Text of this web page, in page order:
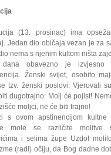
(13. prosinac) ima
Jedan dio običaja vezan je za
nema s njenim kultom ništa
dana obavezno je izvjesno
Ženski svijet, osobito
tzv. ženski poslovi. Vjerovali
dugotrajno: Molj će pojist!
moljci, ne će biti trajno!
s ovom apstinencijom
mole se različite molitve
i selima župe Uzdol
(radi) očiju, da Bog dadne